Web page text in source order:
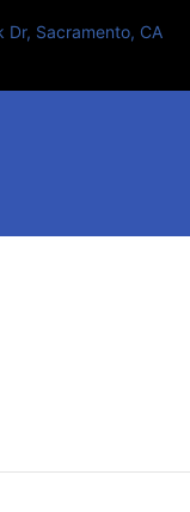
Dr, Sacramento, CA